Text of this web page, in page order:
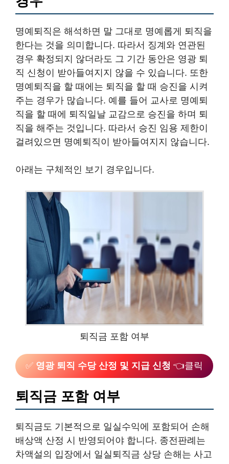
명예퇴직은 해석하면 말 그대로 명예롭게 퇴직을
한다는 것을 의미합니다. 따라서 징계와 연관된
경우 확정되지 않더라도 그 기간 동안은 영광 퇴
직 신청이 받아들여지지 않을 수 있습니다. 또한
명예퇴직을 할 때에는 퇴직을 할 때 승진을 시켜
주는 경우가 많습니다. 예를 들어 교사로 명예퇴
직을 할 때에 퇴직일날 교감으로 승진을 하며 퇴
직을 해주는 것입니다. 따라서 승진 임용 제한이
걸려있으면 명예퇴직이 받아들여지지 않습니다.
아래는 구체적인 보기 경우입니다.
퇴직금 포함 여부
✅ 영광 퇴직 수당 산정 및 지급 신청 👈클릭
퇴직금 포함 여부
퇴직금도 기본적으로 일실수익에 포함되어 손해
배상액 산정 시 반영되어야 합니다. 종전판례는
차액설의 입장에서 일실퇴직금 상당 손해는 사고